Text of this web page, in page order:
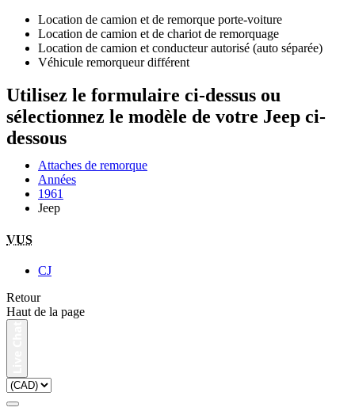
Location de camion et de remorque porte-voiture
Location de camion et de chariot de remorquage
Location de camion et conducteur autorisé (auto séparée)
Véhicule remorqueur différent
Utilisez le formulaire ci-dessus ou
sélectionnez le modèle de votre Jeep ci-
dessous
Attaches de remorque
Années
1961
Jeep
VUS
CJ
Retour
Haut de la page